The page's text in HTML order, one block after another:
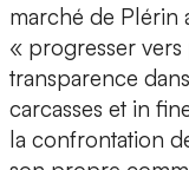
marché de Plérin
« progresser vers
transparence
carcasses et in
la confrontation